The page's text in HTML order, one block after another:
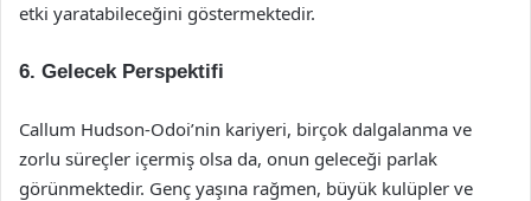
etki yaratabileceğini göstermektedir.
6. Gelecek Perspektifi
Callum Hudson-Odoi’nin kariyeri, birçok dalgalanma ve
zorlu süreçler içermiş olsa da, onun geleceği parlak
görünmektedir. Genç yaşına rağmen, büyük kulüpler ve